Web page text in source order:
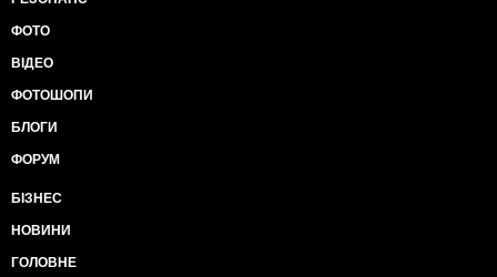
ФОТО
ВІДЕО
ФОТОШОПИ
БЛОГИ
ФОРУМ
БІЗНЕС
НОВИНИ
ГОЛОВНЕ